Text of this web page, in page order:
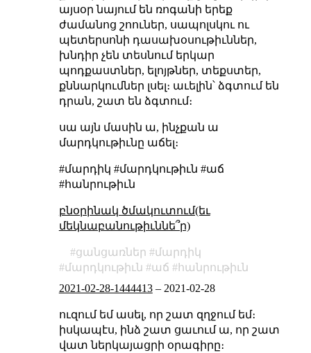
այսօր նայում են ռոգանի երեք
ժամանոց շոուներ, սապոլսկու ու
պետերսոնի դասախօսութիւններ,
խնդիր չեն տեսնում երկար
պոդքաստներ, ելոյթներ, տեքստեր,
քննարկումներ լսել։ աւելին՝ ձգտում են
դրան, շատ են ձգտում։
սա այն մասին ա, ինչքան ա
մարդկութիւնը աճել։
#մարդիկ #մարդկութիւն #աճ
#հանրութիւն
բնօրինակ ծմակուտում(եւ
մեկնաբանութիւննե՞ր)
ցանցառներ
մարդիկ
մարդկութիւն
աճ
հանրութիւն
2021-02-28-1444413– 2021-02-28
ուզում եմ ասել, որ շատ զղջում եմ։
իսկապէս, ինձ շատ ցաւում ա, որ շատ
վատ ներկայացրի օրագիրը։